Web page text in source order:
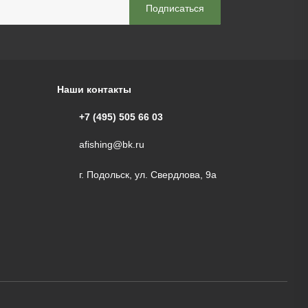
Наши контакты
+7 (495) 505 66 03
afishing@bk.ru
г. Подольск, ул. Свердлова, 9а